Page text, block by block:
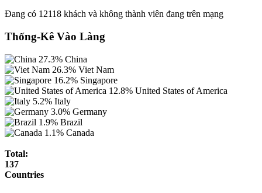
Đang có 12118 khách và không thành viên đang trên mạng
Thống-Kê Vào Làng
27.3% China
26.3% Viet Nam
16.2% Singapore
12.8% United States of America
5.2% Italy
3.0% Germany
1.9% Brazil
1.1% Canada
Total:
137
Countries